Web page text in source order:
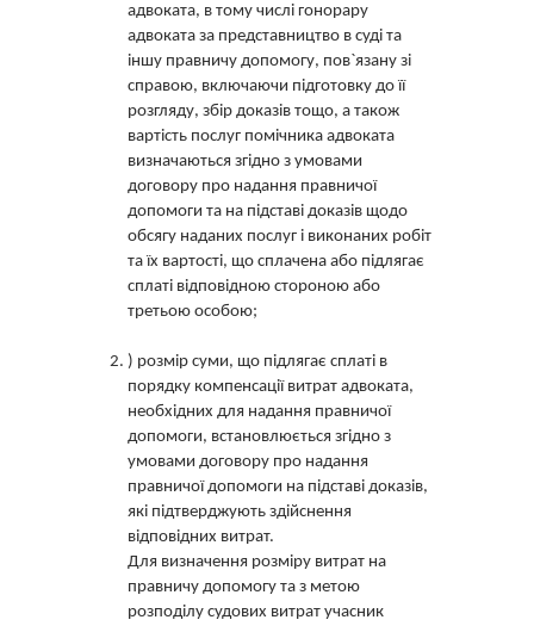
адвоката, в тому числі гонорару
адвоката за представництво в суді та
іншу правничу допомогу, пов`язану зі
справою, включаючи підготовку до її
розгляду, збір доказів тощо, а також
вартість послуг помічника адвоката
визначаються згідно з умовами
договору про надання правничої
допомоги та на підставі доказів щодо
обсягу наданих послуг і виконаних робіт
та їх вартості, що сплачена або підлягає
сплаті відповідною стороною або
третьою особою;
) розмір суми, що підлягає сплаті в
порядку компенсації витрат адвоката,
необхідних для надання правничої
допомоги, встановлюється згідно з
умовами договору про надання
правничої допомоги на підставі доказів,
які підтверджують здійснення
відповідних витрат.
Для визначення розміру витрат на
правничу допомогу та з метою
розподілу судових витрат учасник